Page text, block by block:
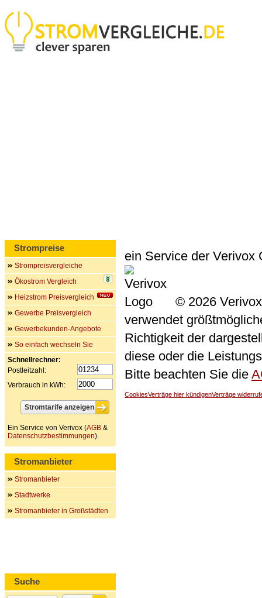
ein Service der Verivox
© 2026
verwendet
Richtigkeit der
diese oder die
Bitte beachten Sie die
CookiesVerträge hier kündigenVerträge
Strompreise
Strompreisvergleiche
Ökostrom Vergleich
Heizstrom Preisvergleich
Gewerbe Preisvergleich
Gewerbekunden-Angebote
So einfach wechseln Sie
Schnellrechner:
Postleitzahl:
Verbrauch in kWh:
Ein Service von Verivox (AGB &
Datenschutzbestimmungen).
Stromanbieter
Stromanbieter
Stadtwerke
Stromanbieter in Großstädten
Suche